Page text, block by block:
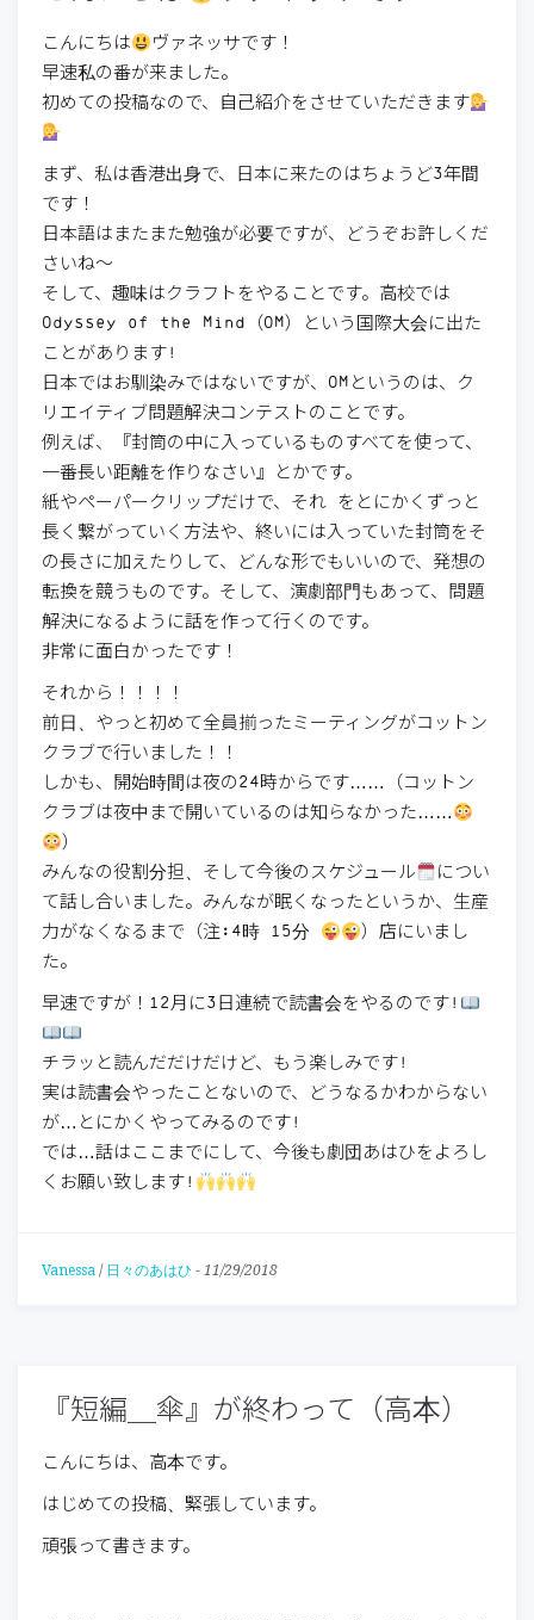
こんにちは
ヴァネッサです！
早速私の番が来ました。
初めての投稿なので、自己紹介をさせていただきます
まず、私は香港出身で、日本に来たのはちょうど3年間
です！
日本語はまたまた勉強が必要ですが、どうぞお許しくだ
さいね〜
そして、趣味はクラフトをやることです。高校では
Odyssey of the Mind（OM）という国際大会に出た
ことがあります!
日本ではお馴染みではないですが、OMというのは、ク
リエイティブ問題解決コンテストのことです。
例えば、『封筒の中に入っているものすべてを使って、
一番長い距離を作りなさい』とかです。
紙やペーパークリップだけで、それ をとにかくずっと
長く繋がっていく方法や、終いには入っていた封筒をそ
の長さに加えたりして、どんな形でもいいので、発想の
転換を競うものです。そして、演劇部門もあって、問題
解決になるように話を作って行くのです。
非常に面白かったです！
それから！！！！
前日、やっと初めて全員揃ったミーティングがコットン
クラブで行いました！！
しかも、開始時間は夜の24時からです……（コットン
クラブは夜中まで開いているのは知らなかった……
）
みんなの役割分担、そして今後のスケジュール
につい
て話し合いました。みんなが眠くなったというか、生産
力がなくなるまで（注:4時 15分
）店にいまし
た。
早速ですが！12月に3日連続で読書会をやるのです!
チラッと読んだだけだけど、もう楽しみです!
実は読書会やったことないので、どうなるかわからない
が…とにかくやってみるのです!
では…話はここまでにして、今後も劇団あはひをよろし
くお願い致します!
Vanessa / 日々のあはひ - 11/29/2018
『短編＿傘』が終わって（高本）
こんにちは、高本です。
はじめての投稿、緊張しています。
頑張って書きます。